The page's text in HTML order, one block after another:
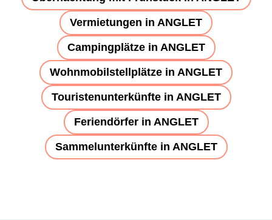
Vermietungen in ANGLET
Campingplätze in ANGLET
Wohnmobilstellplätze in ANGLET
Touristenunterkünfte in ANGLET
Feriendörfer in ANGLET
Sammelunterkünfte in ANGLET